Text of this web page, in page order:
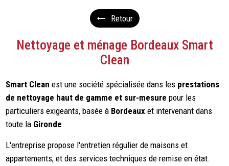
Retour
Nettoyage et ménage Bordeaux Smart
Clean
Smart Clean est une société spécialisée dans les prestations
de nettoyage haut de gamme et sur-mesure pour les
particuliers exigeants, basée à Bordeaux et intervenant dans
toute la Gironde.
L'entreprise propose l'entretien régulier de maisons et
appartements, et des services techniques de remise en état.